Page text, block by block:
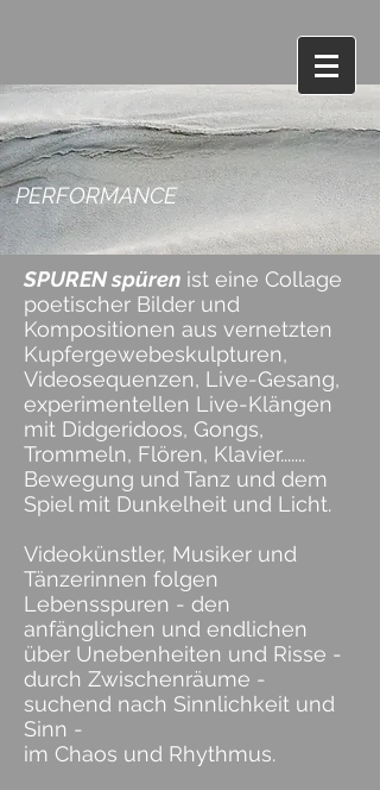
PERFORMANCE
SPUREN spüren ist eine Collage
poetischer Bilder und
Kompositionen aus vernetzten
Kupfergewebeskulpturen,
Videosequenzen, Live-Gesang,
experimentellen Live-Klängen
mit Didgeridoos, Gongs,
Trommeln, Flören, Klavier.......
Bewegung und Tanz und dem
Spiel mit Dunkelheit und Licht.
Videokünstler, Musiker und
Tänzerinnen folgen
Lebensspuren - den
anfänglichen und endlichen
über Unebenheiten und Risse -
durch Zwischenräume -
suchend nach Sinnlichkeit und
Sinn -
im Chaos und Rhythmus.